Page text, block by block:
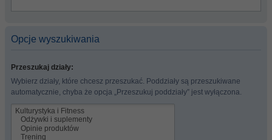
Opcje wyszukiwania
Przeszukaj działy:
Wybierz działy, które chcesz przeszukać. Poddziały są przeszukiwane
automatycznie, chyba że opcja „Przeszukuj poddziały” jest wyłączona.